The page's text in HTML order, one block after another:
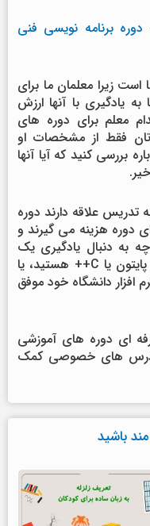
دوره برنامه نویسی فنی
است زیرا معلمان ما برای
یادگیری با آنها ارزش
معلم برای دوره های
فقط از مشخصات او
بررسی کنید که آیا آنها
تدریس علاقه دارند دوره
دوره هزینه می گیرند و
به دنبال یادگیری یک
زبان برنامه نویسی خاص مانند جاوا، پایتون یا C++ هستید، یا
افزار دانشگاه خود موفق
ای دوره های آموزشی
درس های خصوصی کمک
باشید